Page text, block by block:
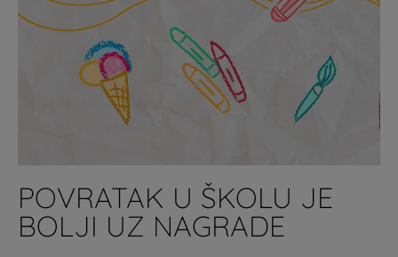
POVRATAK U ŠKOLU JE
BOLJI UZ NAGRADE